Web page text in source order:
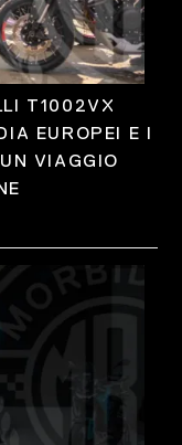
T1002VX
EUROPEI E I
VIAGGIO